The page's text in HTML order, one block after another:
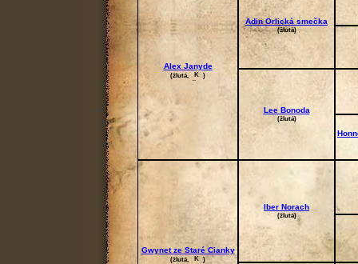
Alex Janyde
(žlutá, )
Adin Orlická smečka
(žlutá)
Lee Bonoda
(žlutá)
Gwynet ze Staré Cianky
(žlutá, )
Iber Norach
(žlutá)